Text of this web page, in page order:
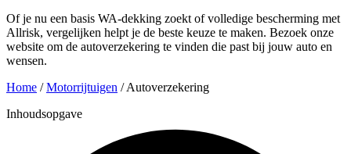
Of je nu een basis WA-dekking zoekt of volledige bescherming met
Allrisk, vergelijken helpt je de beste keuze te maken. Bezoek onze
website om de autoverzekering te vinden die past bij jouw auto en
wensen.
Home /Motorrijtuigen /Autoverzekering
Inhoudsopgave